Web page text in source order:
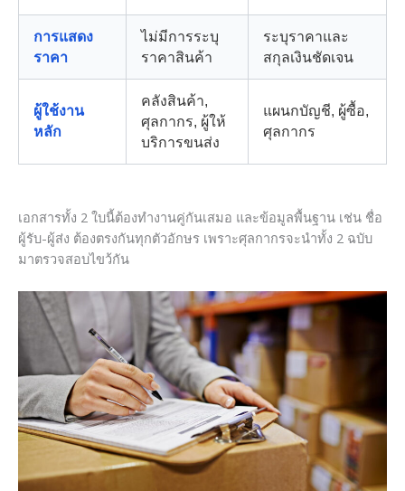
การแสดง
ราคา
ไม่มีการระบุ
ราคาสินค้า
ระบุราคาและ
สกุลเงินชัดเจน
ผู้ใช้งาน
หลัก
คลังสินค้า,
ศุลกากร, ผู้ให้
บริการขนส่ง
แผนกบัญชี, ผู้ซื้อ,
ศุลกากร
เอกสารทั้ง 2 ใบนี้ต้องทำงานคู่กันเสมอ และข้อมูลพื้นฐาน เช่น ชื่อ
ผู้รับ-ผู้ส่ง ต้องตรงกันทุกตัวอักษร เพราะศุลกากรจะนำทั้ง 2 ฉบับ
มาตรวจสอบไขว้กัน